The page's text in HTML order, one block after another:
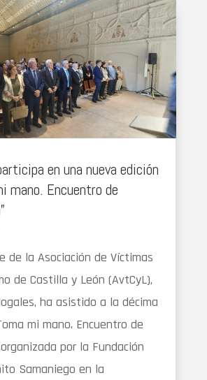
en una nueva edición
mano. Encuentro de
de la Asociación de Víctimas
de Castilla y León (AvtCyL),
ha asistido a la décima
mi mano. Encuentro de
por la Fundación
Samaniego en la